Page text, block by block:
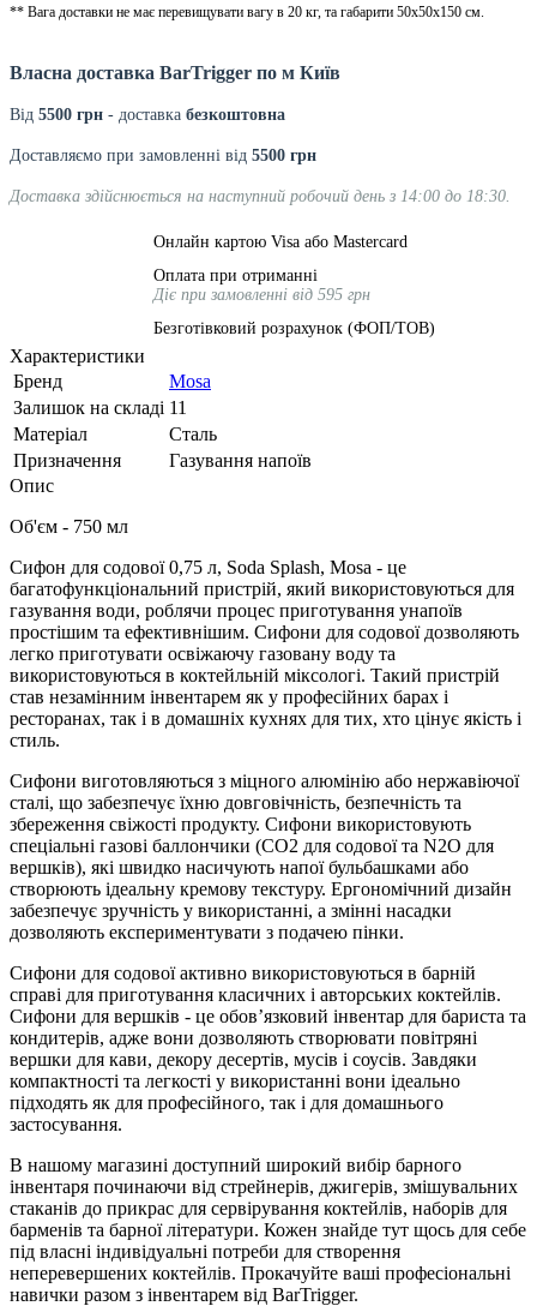
** Вага доставки не має перевищувати вагу в 20 кг, та габарити 50х50х150 см.
Власна доставка BarTrigger по м Київ
Від 5500 грн - доставка безкоштовна
Доставляємо при замовленні від 5500 грн
Доставка здійснюється на наступний робочий день з 14:00 до 18:30.
Онлайн картою Visa або Mastercard
Оплата при отриманні
Діє при замовленні від 595 грн
Безготівковий розрахунок (ФОП/ТОВ)
Характеристики
Бренд
Mosa
Залишок на складі 11
Матеріал
Сталь
Призначення
Газування напоїв
Опис
Об'єм - 750 мл
Сифон для содової 0,75 л, Soda Splash, Mosa - це
багатофункціональний пристрій, який використовуються для
газування води, роблячи процес приготування унапоїв
простішим та ефективнішим. Сифони для содової дозволяють
легко приготувати освіжаючу газовану воду та
використовуються в коктейльній міксологі. Такий пристрій
став незамінним інвентарем як у професійних барах і
ресторанах, так і в домашніх кухнях для тих, хто цінує якість і
стиль.
Сифони виготовляються з міцного алюмінію або нержавіючої
сталі, що забезпечує їхню довговічність, безпечність та
збереження свіжості продукту. Сифони використовують
спеціальні газові баллончики (CO2 для содової та N2O для
вершків), які швидко насичують напої бульбашками або
створюють ідеальну кремову текстуру. Ергономічний дизайн
забезпечує зручність у використанні, а змінні насадки
дозволяють експериментувати з подачею пінки.
Сифони для содової активно використовуються в барній
справі для приготування класичних і авторських коктейлів.
Сифони для вершків - це обов’язковий інвентар для бариста та
кондитерів, адже вони дозволяють створювати повітряні
вершки для кави, декору десертів, мусів і соусів. Завдяки
компактності та легкості у використанні вони ідеально
підходять як для професійного, так і для домашнього
застосування.
В нашому магазині доступний широкий вибір барного
інвентаря починаючи від стрейнерів, джигерів, змішувальних
стаканів до прикрас для сервірування коктейлів, наборів для
барменів та барної літератури. Кожен знайде тут щось для себе
під власні індивідуальні потреби для створення
неперевершених коктейлів. Прокачуйте ваші професіональні
навички разом з інвентарем від BarTrigger.